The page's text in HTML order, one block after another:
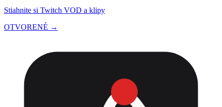
Stiahnite si Twitch VOD a klipy
OTVORENÉ →